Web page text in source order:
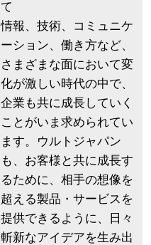
て
情報、技術、コミュニケ
ーション、働き方など、
さまざまな面において変
化が激しい時代の中で、
企業も共に成長していく
ことがいま求められてい
ます。ウルトジャパン
も、お客様と共に成長す
るために、相手の想像を
超える製品・サービスを
提供できるように、日々
斬新なアイデアを生み出